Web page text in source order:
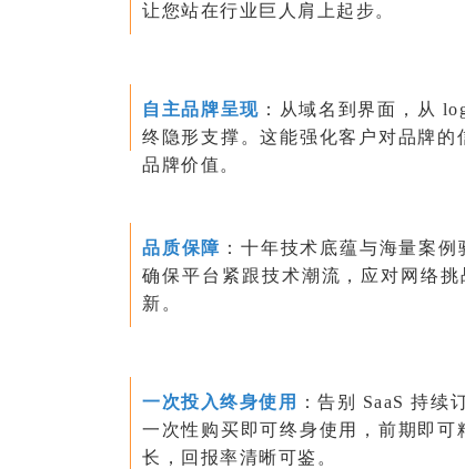
让您站在行业巨人肩上起步。
自主品牌呈现 ：从域名到界面，从
终隐形支撑。这能强化客户对品牌
品牌价值。
品质保障 ：十年技术底蕴与海量案
确保平台紧跟技术潮流，应对网络
新。
一次投入终身使用
：告别 SaaS 持
一次性购买即可终身使用，前期即
长，回报率清晰可鉴。